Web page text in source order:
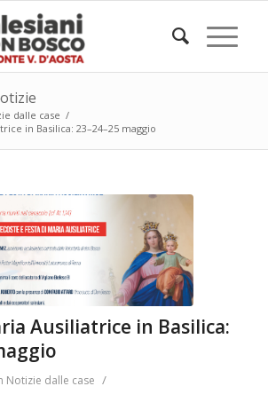
dalle case /
in Basilica: 23–24–25 maggio
Ausiliatrice in Basilica:
Notizie dalle case /